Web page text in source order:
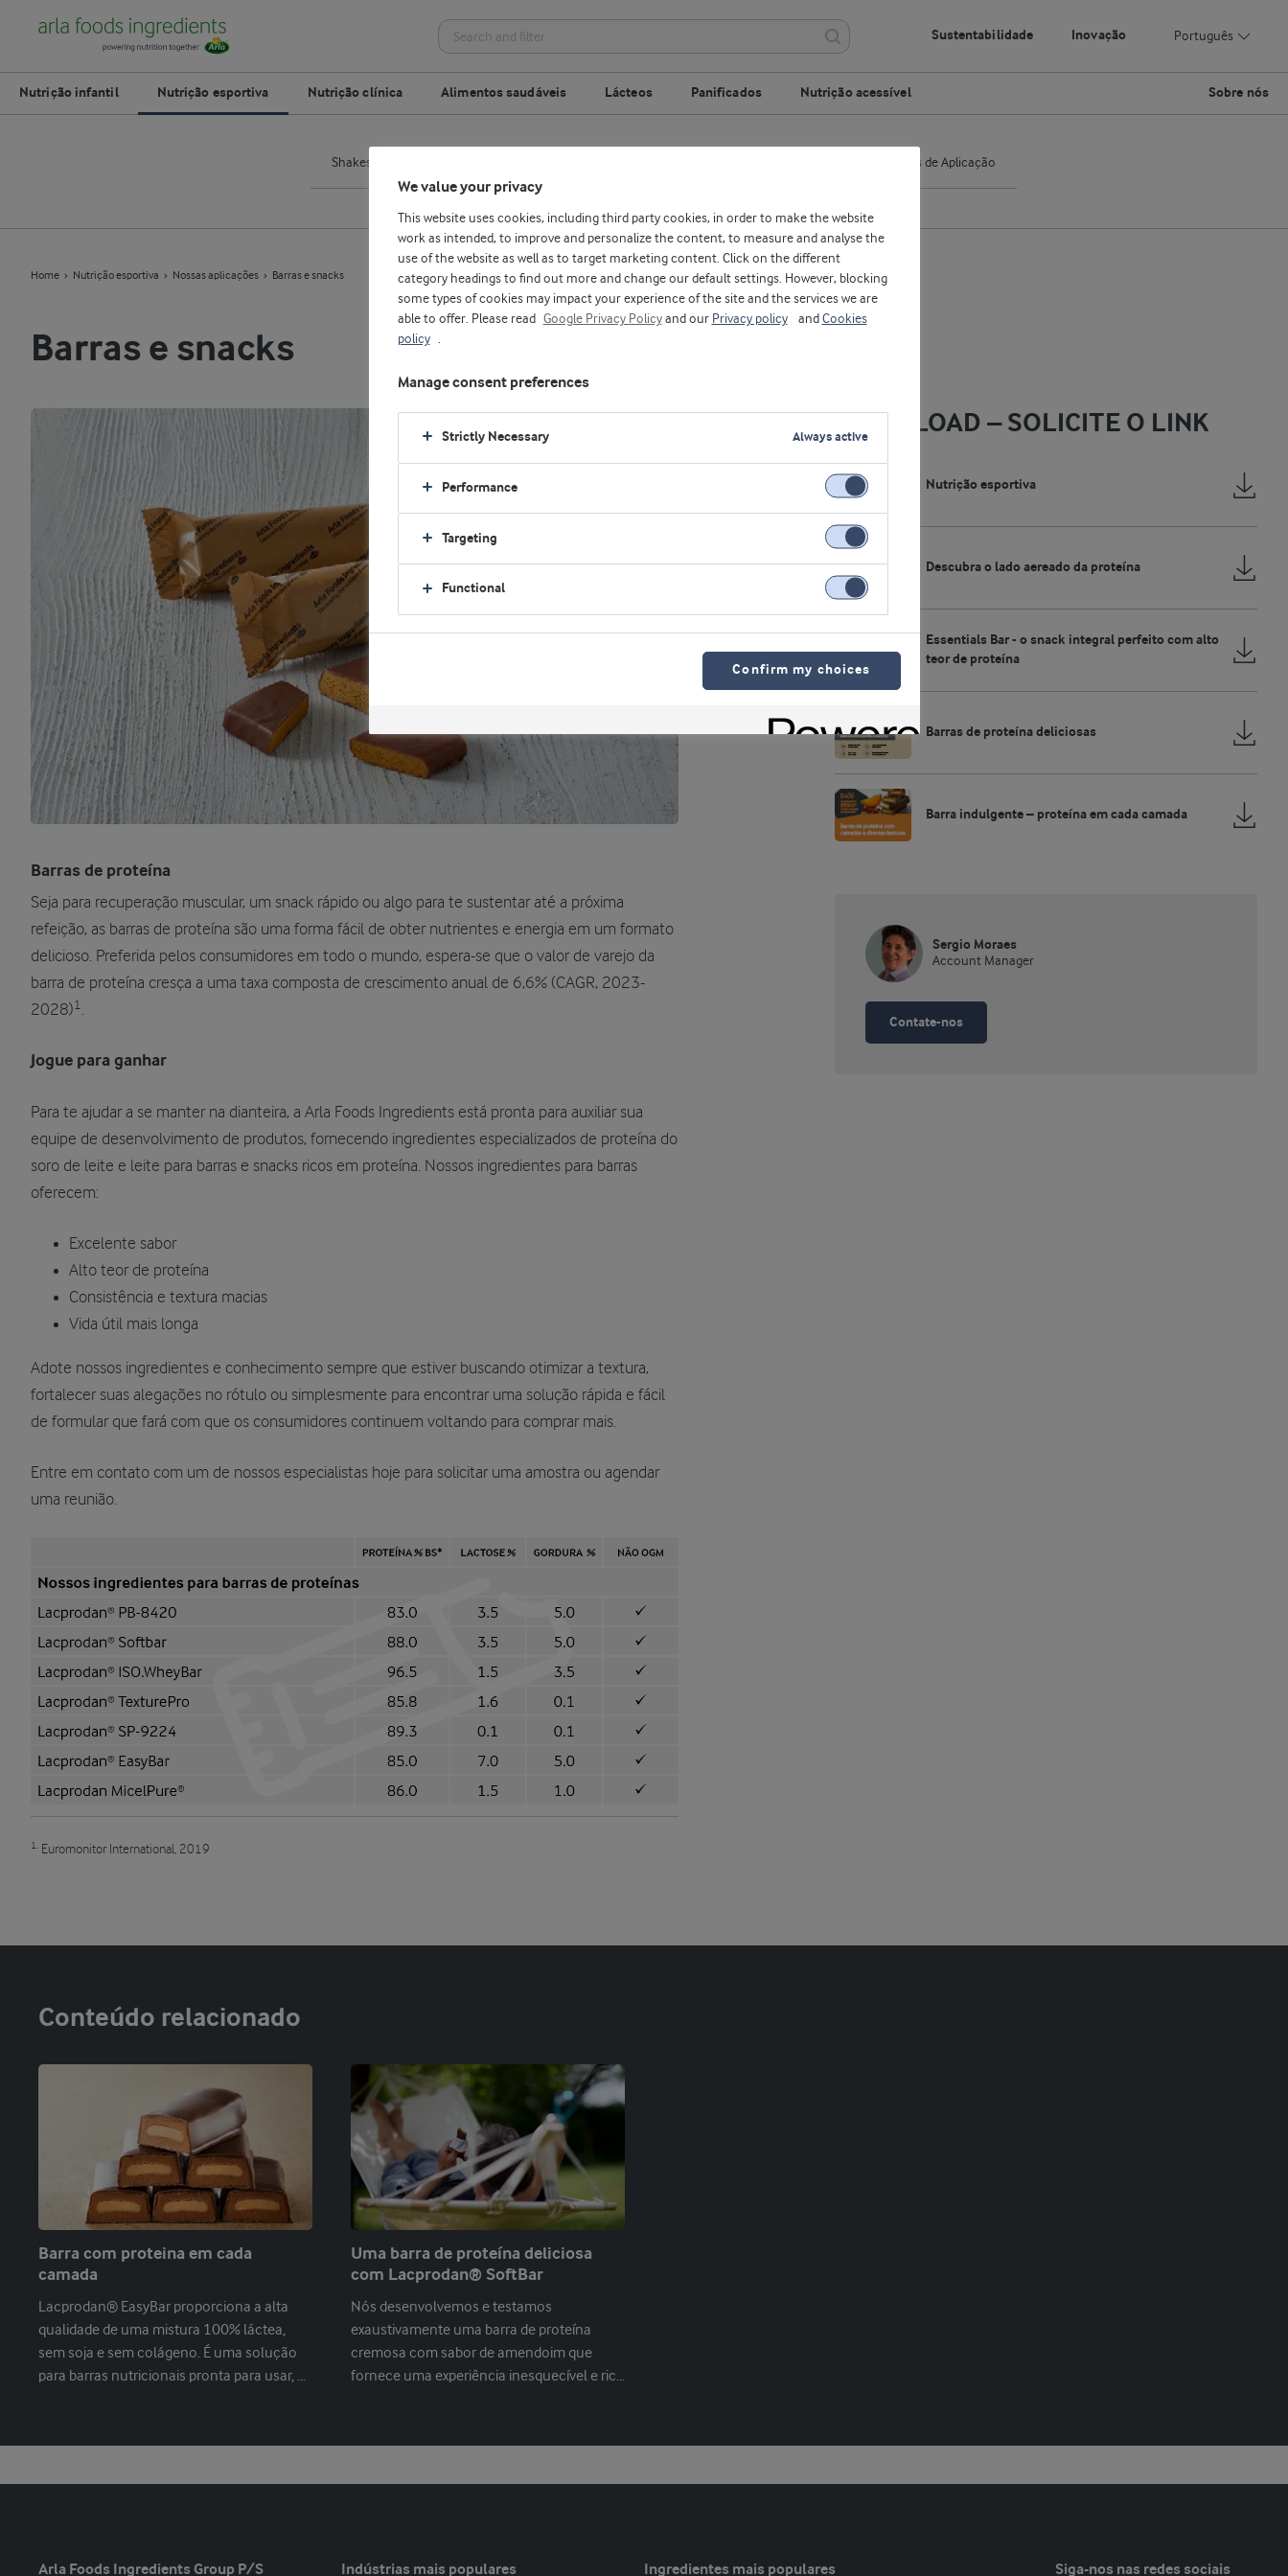
Sustentabilidade Inovação Português
Nutrição infantil Nutrição esportiva Nutrição clínica Alimentos saudáveis Lácteos Panificados Nutrição acessível Sobre nós
Shakes Centros de Aplicação
Home Nutrição esportiva Nossas aplicações Barras e snacks
Barras e snacks
Barras de proteína
Seja para recuperação muscular, um snack rápido ou algo para te sustentar até a próxima
refeição, as barras de proteína são uma forma fácil de obter nutrientes e energia em um formato
delicioso. Preferida pelos consumidores em todo o mundo, espera-se que o valor de varejo da
barra de proteína cresça a uma taxa composta de crescimento anual de 6,6% (CAGR, 2023-
2028)1 .
Jogue para ganhar
Para te ajudar a se manter na dianteira, a Arla Foods Ingredients está pronta para auxiliar sua
equipe de desenvolvimento de produtos, fornecendo ingredientes especializados de proteína do
soro de leite e leite para barras e snacks ricos em proteína. Nossos ingredientes para barras
oferecem:
Excelente sabor
Alto teor de proteína
Consistência e textura macias
Vida útil mais longa
Adote nossos ingredientes e conhecimento sempre que estiver buscando otimizar a textura,
fortalecer suas alegações no rótulo ou simplesmente para encontrar uma solução rápida e fácil
de formular que fará com que os consumidores continuem voltando para comprar mais.
Entre em contato com um de nossos especialistas hoje para solicitar uma amostra ou agendar
uma reunião.
1. Euromonitor International, 2019
DOWNLOAD – SOLICITE O LINK
Nutrição esportiva
Descubra o lado aereado da proteína
Essentials Bar - o snack integral perfeito com alto
teor de proteína
Barras de proteína deliciosas
Barra indulgente – proteína em cada camada
Sergio Moraes
Account Manager
Contate-nos
Conteúdo relacionado
Barra com proteina em cada
camada
Lacprodan® EasyBar proporciona a alta
qualidade de uma mistura 100% láctea,
sem soja e sem colágeno. É uma solução
para barras nutricionais pronta para usar, pa
Uma barra de proteína deliciosa
com Lacprodan® SoftBar
Nós desenvolvemos e testamos
exaustivamente uma barra de proteína
cremosa com sabor de amendoim que
fornece uma experiência inesquecível e rica
Arla Foods Ingredients Group P/S Indústrias mais populares Ingredientes mais populares Siga-nos nas redes sociais
We value your privacy
This website uses cookies, including third party cookies, in order to make the website
work as intended, to improve and personalize the content, to measure and analyse the
use of the website as well as to target marketing content. Click on the different
category headings to find out more and change our default settings. However, blocking
some types of cookies may impact your experience of the site and the services we are
able to offer. Please read
Google Privacy Policyand our Privacy policy and Cookies
policy
.
Manage consent preferences
Strictly Necessary Always active
Performance
Targeting
Functional
Confirm my choices